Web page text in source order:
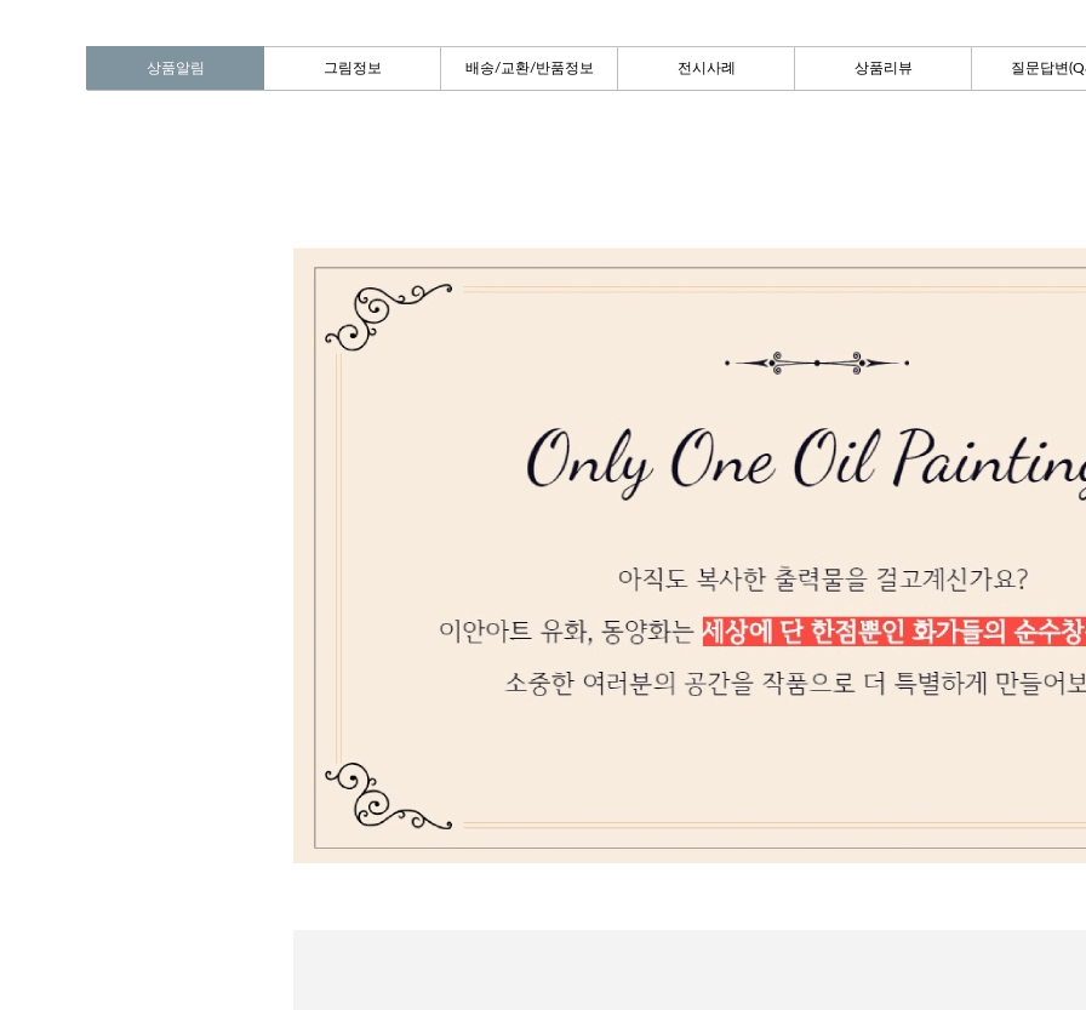
상품알림 그림정보 배송/교환/반품정보 전시사례 상품리뷰 질문답변